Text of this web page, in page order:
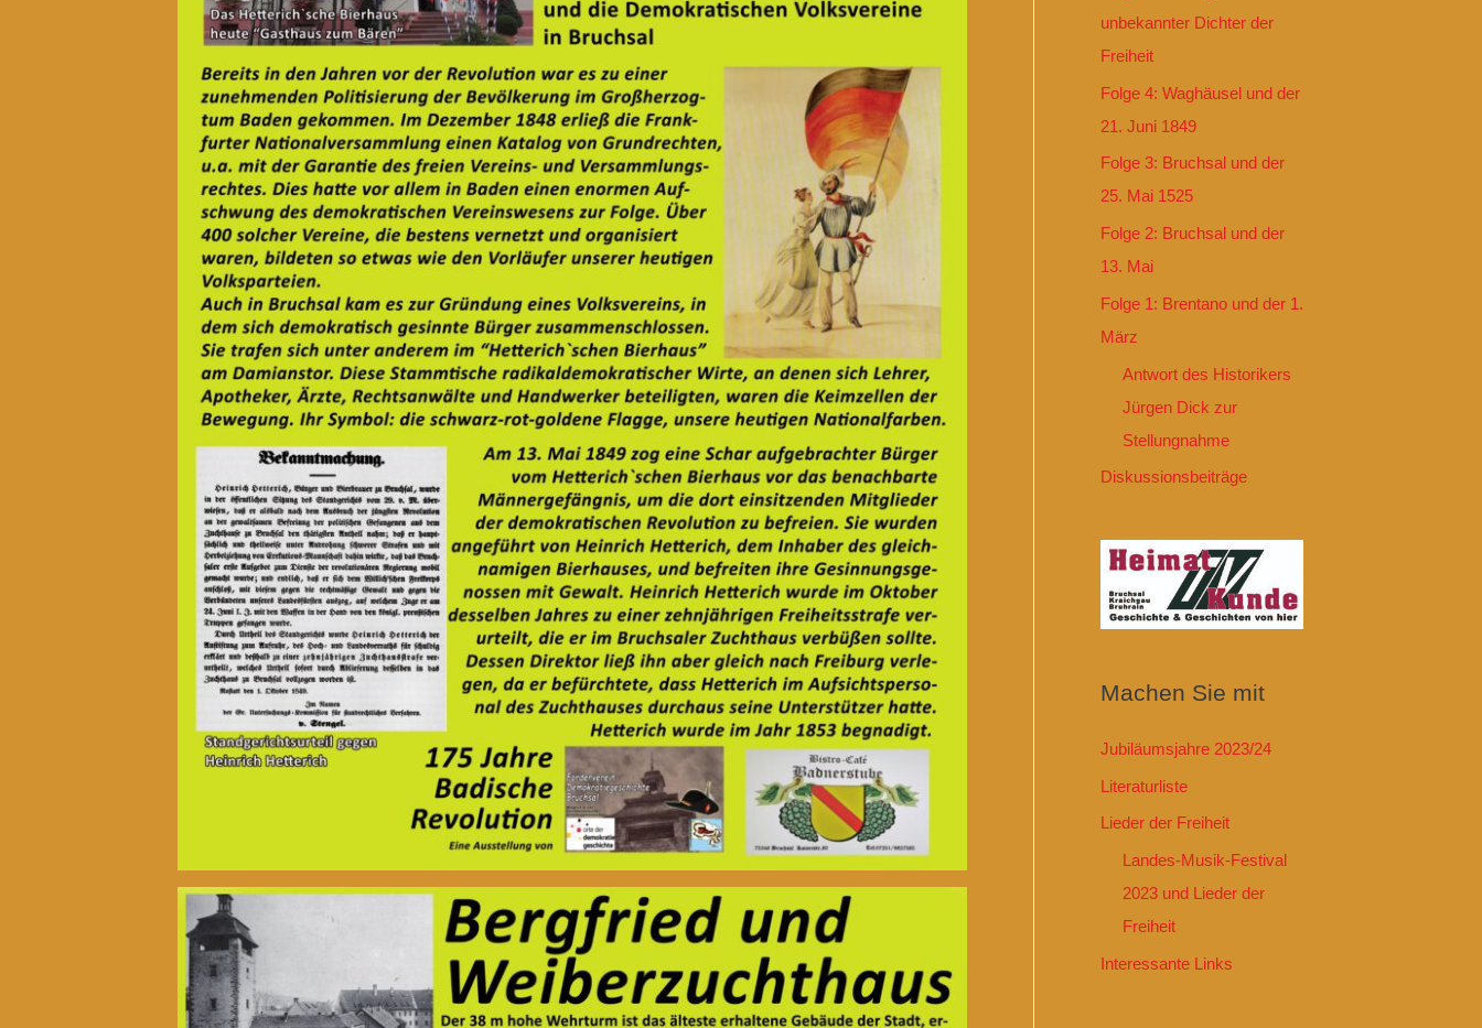
unbekannter Dichter der
Freiheit
Folge 4: Waghäusel und der
21. Juni 1849
Folge 3: Bruchsal und der
25. Mai 1525
Folge 2: Bruchsal und der
13. Mai
Folge 1: Brentano und der 1.
März
Antwort des Historikers
Jürgen Dick zur
Stellungnahme
Diskussionsbeiträge
Machen Sie mit
Jubiläumsjahre 2023/24
Literaturliste
Lieder der Freiheit
Landes-Musik-Festival
2023 und Lieder der
Freiheit
Interessante Links